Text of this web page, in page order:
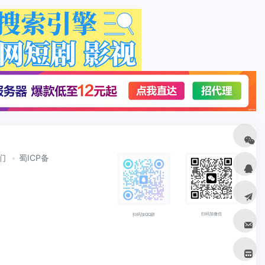
蜀ICP备
扫码加QQ群 扫码加微信